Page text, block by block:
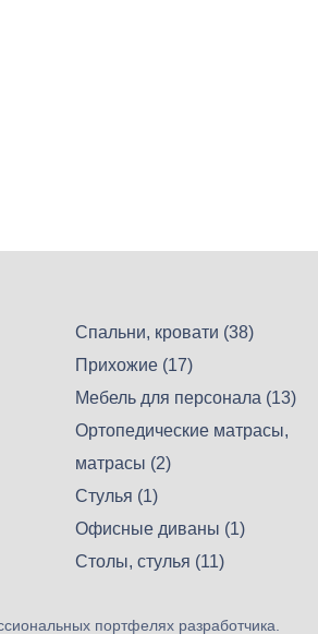
Спальни, кровати (38)
Прихожие (17)
Мебель для персонала (13)
Ортопедические матрасы,
матрасы (2)
Стулья (1)
Офисные диваны (1)
Столы, стулья (11)
портфелях разработчика.